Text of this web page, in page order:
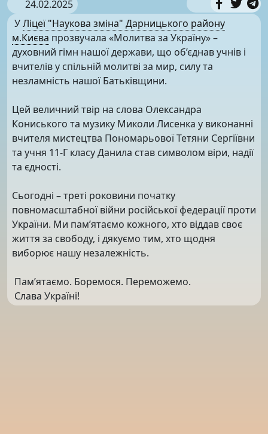
24.02.2025
УЛіцеї "Наукова зміна" Дарницького району
м.Києва прозвучала «Молитва за Україну» –
духовний гімн нашої держави, що об’єднав учнів і
вчителів у спільній молитві за мир, силу та
незламність нашої Батьківщини.
Цей величний твір на слова Олександра
Кониського та музику Миколи Лисенка у виконанні
вчителя мистецтва Пономарьової Тетяни Сергіївни
та учня 11-Г класу Данила став символом віри, надії
та єдності.
Сьогодні – треті роковини початку
повномасштабної війни російської федерації проти
України. Ми пам’ятаємо кожного, хто віддав своє
життя за свободу, і дякуємо тим, хто щодня
виборює нашу незалежність.
Пам’ятаємо. Боремося. Переможемо.
Слава Україні!